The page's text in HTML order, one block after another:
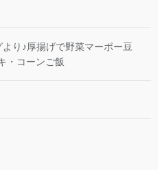
り♪厚揚げで野菜マーボー豆
・コーンご飯